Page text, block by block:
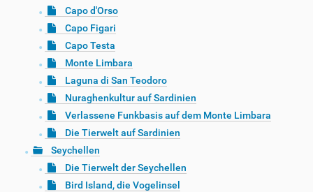
Capo d'Orso
Capo Figari
Capo Testa
Monte Limbara
Laguna di San Teodoro
Nuraghenkultur auf Sardinien
Verlassene Funkbasis auf dem Monte Limbara
Die Tierwelt auf Sardinien
Seychellen
Die Tierwelt der Seychellen
Bird Island, die Vogelinsel